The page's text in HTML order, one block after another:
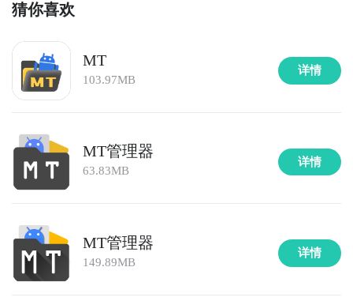
猜你喜欢
MT
103.97MB
详情
MT管理器
63.83MB
详情
MT管理器
149.89MB
详情